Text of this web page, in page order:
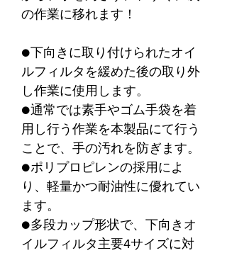
の作業に移れます！
●下向きに取り付けられたオイ
ルフィルタを緩めた後の取り外
し作業に使用します。
●通常では素手やゴム手袋を着
用し行う作業を本製品にて行う
ことで、手の汚れを防ぎます。
●ポリプロピレンの採用によ
り、軽量かつ耐油性に優れてい
ます。
●多段カップ形状で、下向きオ
イルフィルタ主要4サイズに対